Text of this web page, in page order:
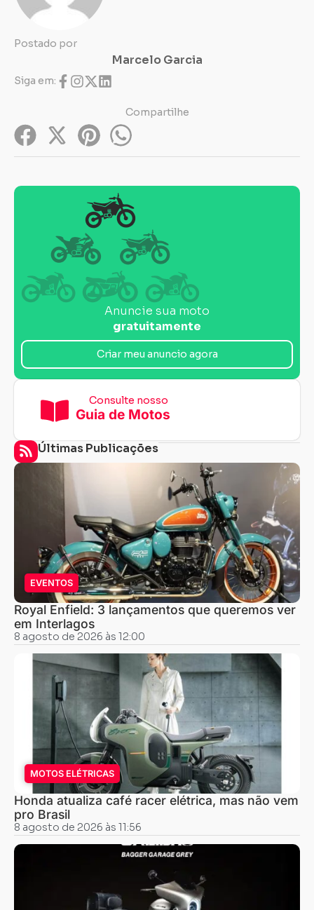
Postado por
Marcelo Garcia
Siga em:
Compartilhe
Anuncie sua moto
gratuitamente
Criar meu anuncio agora
Consulte nosso
Guia de Motos
Últimas Publicações
EVENTOS
Royal Enfield: 3 lançamentos que queremos ver
em Interlagos
8 agosto de 2026 às 12:00
MOTOS ELÉTRICAS
Honda atualiza café racer elétrica, mas não vem
pro Brasil
8 agosto de 2026 às 11:56